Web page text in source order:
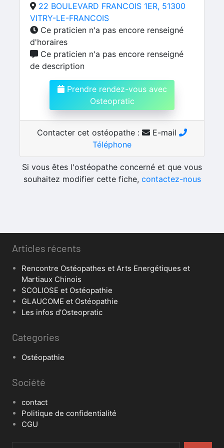
22 BOULEVARD FRANCOIS 1ER, 51300
VITRY-LE-FRANCOIS
Ce praticien n'a pas encore renseigné
d'horaires
Ce praticien n'a pas encore renseigné
de description
Prendre rendez-vous avec
Osteopratic
Contacter cet ostéopathe :
E-mail
Téléphone
Si vous êtes l'ostéopathe concerné et que vous
souhaitez modifier cette fiche, contactez-nous
Articles récents
Rencontre Ostéopathes et Arts Energétiques et
Martiaux Chinois
SCOLIOSE et Ostéopathie
GLAUCOME et Ostéopathie
Les infos d’Osteopratic
Categories
Ostéopathie
Société
contact
Politique de confidentialité
CGU